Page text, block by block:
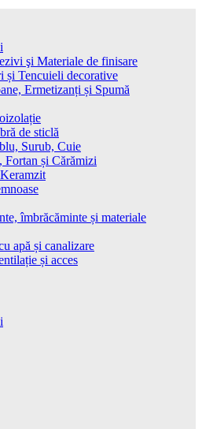
şi Materiale de finisare
și Tencuieli decorative
Ermetizanți și Spumă
de sticlă
Surub, Cuie
și Cărămizi
îmbrăcăminte și materiale
apă și canalizare
și acces